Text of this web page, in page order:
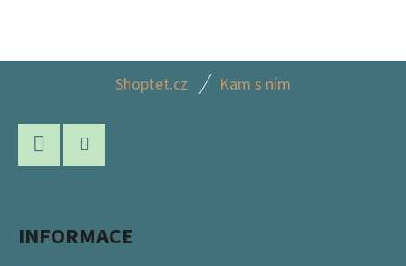
Shoptet.cz Kam s ním
INFORMACE